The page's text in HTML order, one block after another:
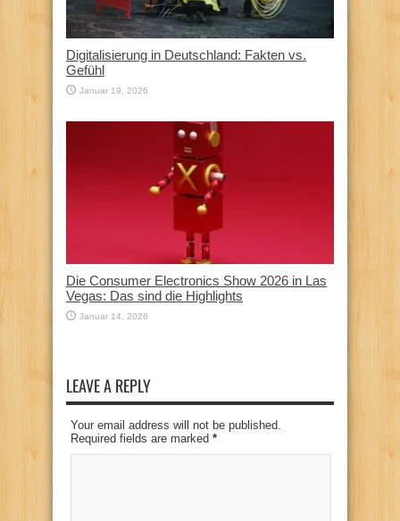
Digitalisierung in Deutschland: Fakten vs.
Gefühl
Januar 19, 2026
Die Consumer Electronics Show 2026 in Las
Vegas: Das sind die Highlights
Januar 14, 2026
LEAVE A REPLY
Your email address will not be published.
Required fields are marked *